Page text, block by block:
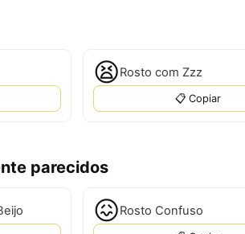
😫Rosto com Zzz
📋 Copiar
parecidos
😖Rosto Confuso